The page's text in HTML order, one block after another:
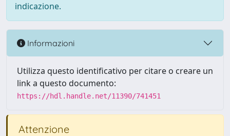
indicazione.
Informazioni
Utilizza questo identificativo per citare o creare un
link a questo documento:
https://hdl.handle.net/11390/741451
Attenzione